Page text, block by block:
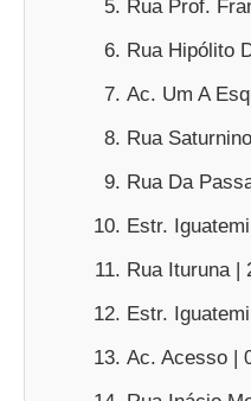
Rua Prof.
Rua Hipólito
Ac. Um A
Rua
Rua Da
Estr.
Rua Ituruna |
Estr.
Ac. Acesso |